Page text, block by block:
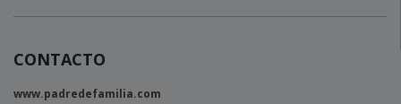
CONTACTO
www.padredefamilia.com